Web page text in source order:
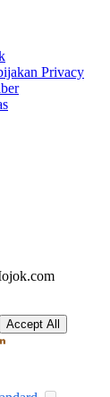
Privacy
Accept All